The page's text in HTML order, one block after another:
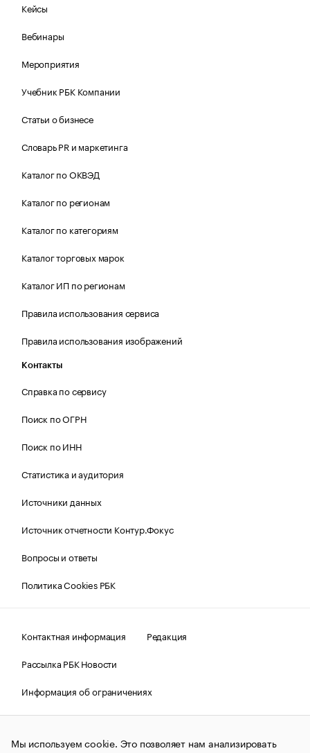
Кейсы
Вебинары
Мероприятия
Учебник РБК Компании
Статьи о бизнесе
Словарь PR и маркетинга
Каталог по ОКВЭД
Каталог по регионам
Каталог по категориям
Каталог торговых марок
Каталог ИП по регионам
Правила использования сервиса
Правила использования изображений
Контакты
Справка по сервису
Поиск по ОГРН
Поиск по ИНН
Статистика и аудитория
Источники данных
Источник отчетности Контур.Фокус
Вопросы и ответы
Политика Cookies РБК
Контактная информация
Редакция
Рассылка РБК Новости
Информация об ограничениях
Правовая информация
О соблюдении авторских прав
© АО «РОСБИЗНЕСКОНСАЛТИНГ»,1995–2026.Сообщения
Мы используем cookie. Это позволяет нам анализировать